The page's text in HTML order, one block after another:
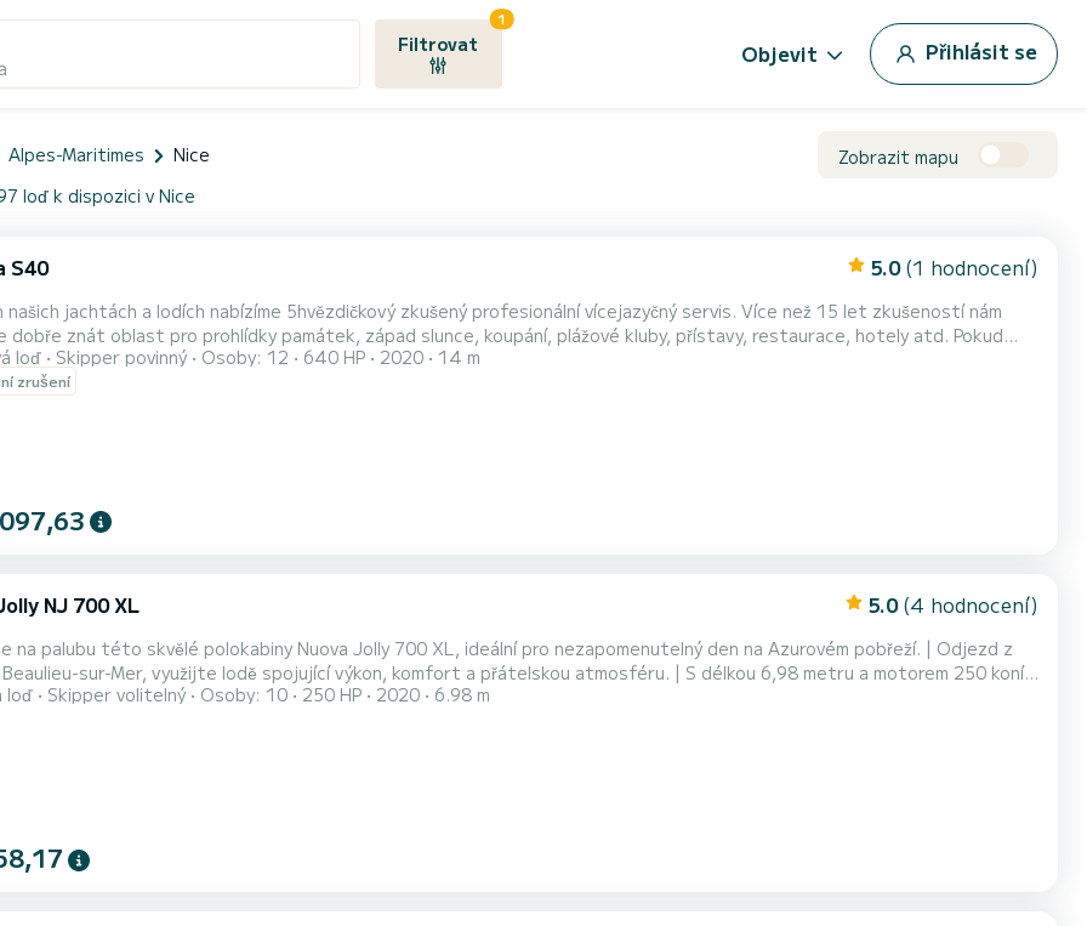
Filtrovat
1
Objevit Přihlásit se
Alpes-Maritimes Nice Zobrazit mapu
loď k dispozici v Nice
S40 5.0 (1 hodnocení)
našich jachtách a lodích nabízíme 5hvězdičkový zkušený profesionální vícejazyčný servis. Více než 15 let zkušeností nám
dobře znát oblast pro prohlídky památek, západ slunce, koupání, plážové kluby, přístavy, restaurace, hotely atd. Pokud
svá přání, potřeby a požadavky, můžeme navrhnout to, co vám nejlépe vyhovuje. Člen našeho týmu vám vysvětlí všechny
abyste se mohli rozhodnout před charterem. Aby byl váš pobyt příjemnější, nabízíme našim hostům b...
loď Skipper povinný Osoby: 12 640 HP 2020 14 m
zrušení
NJ 700 XL 5.0 (4 hodnocení)
na palubu této skvělé polokabiny Nuova Jolly 700 XL, ideální pro nezapomenutelný den na Azurovém pobřeží. | Odjezd z
sur-Mer, využijte lodě spojující výkon, komfort a přátelskou atmosféru. | S délkou 6,98 metru a motorem 250 koní
tato loď plynulou a silnou plavbu, ideální k průzkumu zátok, pobřeží nebo k návštěvě nejkrásnějších míst Riviéry. | Kapacita
loď Skipper volitelný Osoby: 10 250 HP 2020 6.98 m